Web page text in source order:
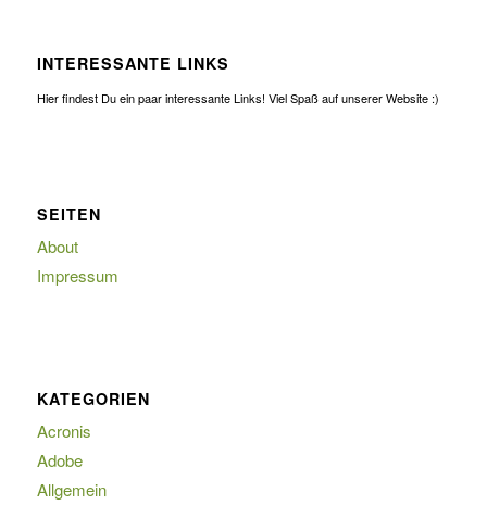
INTERESSANTE LINKS
Hier findest Du ein paar interessante Links! Viel Spaß auf unserer Website :)
SEITEN
About
Impressum
KATEGORIEN
Acronis
Adobe
Allgemein